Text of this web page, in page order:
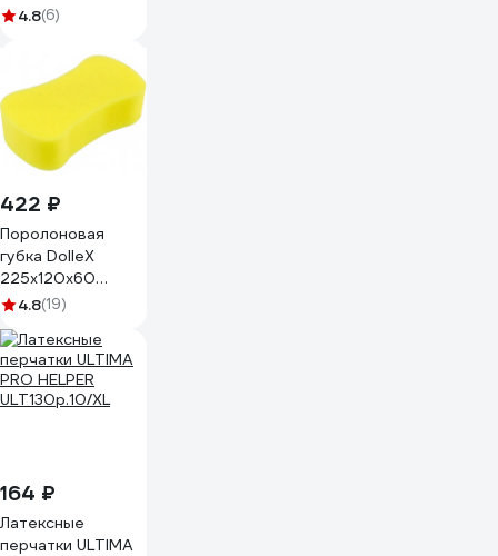
40 гр 73615
4.8(6)
422 ₽
Поролоновая
губка DolleX
225х120х60
восьмерка
GBA-12
4.8(19)
164 ₽
Латексные
перчатки ULTIMA